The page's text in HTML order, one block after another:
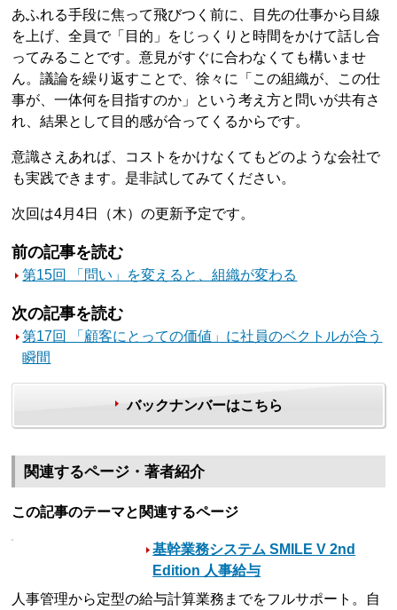
あふれる手段に焦って飛びつく前に、目先の仕事から目線
を上げ、全員で「目的」をじっくりと時間をかけて話し合
ってみることです。意見がすぐに合わなくても構いませ
ん。議論を繰り返すことで、徐々に「この組織が、この仕
事が、一体何を目指すのか」という考え方と問いが共有さ
れ、結果として目的感が合ってくるからです。
意識さえあれば、コストをかけなくてもどのような会社で
も実践できます。是非試してみてください。
次回は4月4日（木）の更新予定です。
前の記事を読む
第15回 「問い」を変えると、組織が変わる
次の記事を読む
第17回 「顧客にとっての価値」に社員のベクトルが合う
瞬間
バックナンバーはこちら
関連するページ・著者紹介
この記事のテーマと関連するページ
基幹業務システム SMILE V 2nd
Edition 人事給与
人事管理から定型の給与計算業務までをフルサポート。自